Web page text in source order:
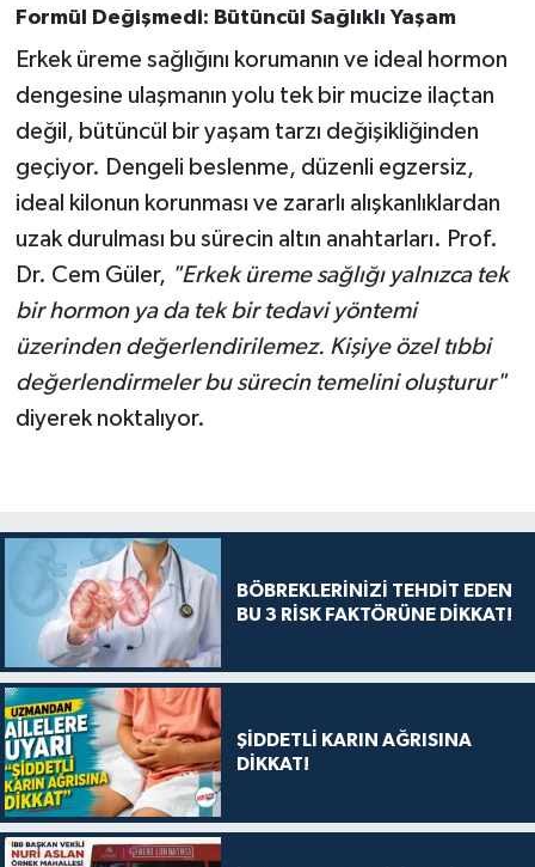
Formül Değişmedi: Bütüncül Sağlıklı Yaşam
Erkek üreme sağlığını korumanın ve ideal hormon
dengesine ulaşmanın yolu tek bir mucize ilaçtan
değil, bütüncül bir yaşam tarzı değişikliğinden
geçiyor. Dengeli beslenme, düzenli egzersiz,
ideal kilonun korunması ve zararlı alışkanlıklardan
uzak durulması bu sürecin altın anahtarları. Prof.
Dr. Cem Güler, "Erkek üreme sağlığı yalnızca tek
bir hormon ya da tek bir tedavi yöntemi
üzerinden değerlendirilemez. Kişiye özel tıbbi
değerlendirmeler bu sürecin temelini oluşturur"
diyerek noktalıyor.
BÖBREKLERİNİZİ TEHDİT EDEN
BU 3 RİSK FAKTÖRÜNE DİKKAT!
ŞİDDETLİ KARIN AĞRISINA
DİKKAT!